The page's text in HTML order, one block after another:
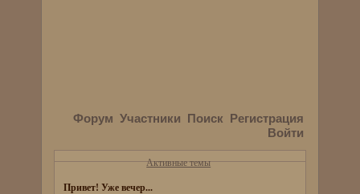
Форум Участники Поиск Регистрация
Войти
Активные темы
Привет! Уже вечер...